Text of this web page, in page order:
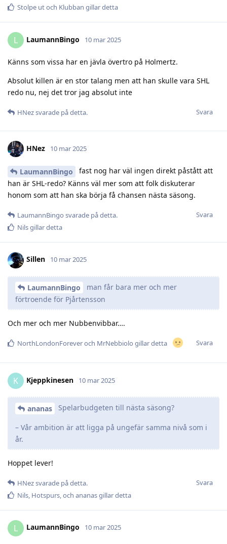
Stolpe utoch Klubban gillar detta
L LaumannBingo 10 mar 2025
Känns som vissa har en jävla övertro på Holmertz.
Absolut killen är en stor talang men att han skulle vara SHL
redo nu, nej det tror jag absolut inte
Svara
HNezsvarade på detta.
HNez 10 mar 2025
LaumannBingo
fast nog har väl ingen direkt påstått att
han är SHL-redo? Känns väl mer som att folk diskuterar
honom som att han ska börja få chansen nästa säsong.
Svara
LaumannBingo svarade på detta.
Nilsgillar detta
Sillen 10 mar 2025
LaumannBingo
man får bara mer och mer
förtroende för Pjårtensson
Och mer och mer Nubbenvibbar….
Svara
NorthLondonForeveroch MrNebbiolo gillar detta
K Kjeppkinesen 10 mar 2025
ananas Spelarbudgeten till nästa säsong?
– Vår ambition är att ligga på ungefär samma nivå som i
år.
Hoppet lever!
Svara
HNezsvarade på detta.
Nils, Hotspurs, och ananasgillar detta
L LaumannBingo 10 mar 2025